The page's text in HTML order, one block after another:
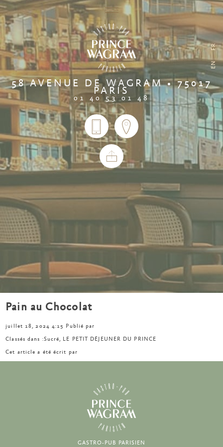
EN
FR
58 AVENUE DE WAGRAM • 75017
PARIS
01 40 53 01 48
Pain au Chocolat
juillet 18, 2024 4:15 Publié par
Classés dans :Sucré, LE PETIT DÉJEUNER DU PRINCE
Cet article a été écrit par
GASTRO-PUB PARISIEN